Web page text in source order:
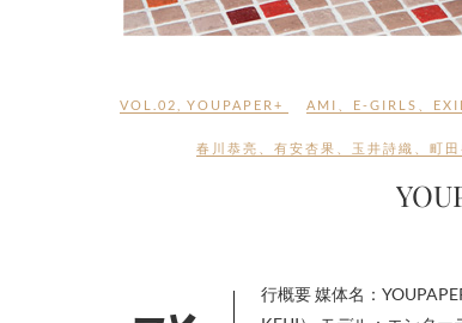
VOL.02 YOUPAPER+ AMI E-GIRLS
春川恭亮 有安杏果 玉井詩織 町